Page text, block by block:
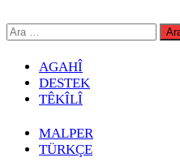
Arama:
AGAHÎ
DESTEK
TÊKÎLÎ
MALPER
TÜRKÇE